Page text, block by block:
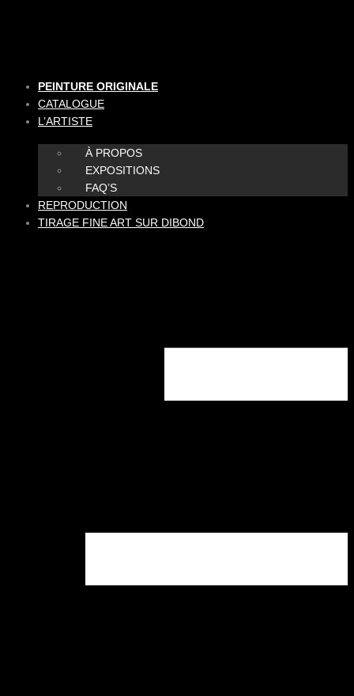
PEINTURE ORIGINALE
CATALOGUE
L’ARTISTE
À PROPOS
EXPOSITIONS
FAQ’S
REPRODUCTION
TIRAGE FINE ART SUR DIBOND